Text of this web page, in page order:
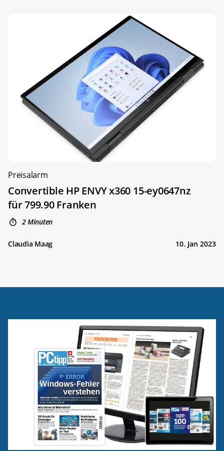
Preisalarm
Convertible HP ENVY x360 15-ey0647nz
für 799.90 Franken
2 Minuten
Claudia Maag 10. Jan 2023